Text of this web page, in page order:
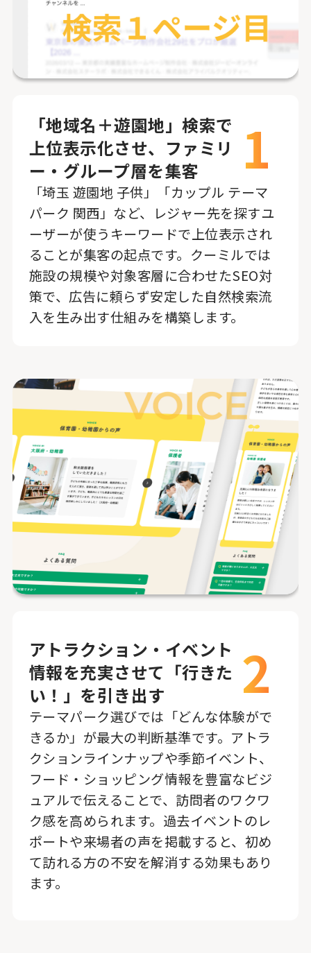
「地域名＋遊園地」検索で
上位表示化させ、ファミリ
ー・グループ層を集客
1
「埼玉 遊園地 子供」「カップル テーマ
パーク 関西」など、レジャー先を探すユ
ーザーが使うキーワードで上位表示され
ることが集客の起点です。クーミルでは
施設の規模や対象客層に合わせたSEO対
策で、広告に頼らず安定した自然検索流
入を生み出す仕組みを構築します。
アトラクション・イベント
情報を充実させて「行きた
い！」を引き出す
2
テーマパーク選びでは「どんな体験がで
きるか」が最大の判断基準です。アトラ
クションラインナップや季節イベント、
フード・ショッピング情報を豊富なビジ
ュアルで伝えることで、訪問者のワクワ
ク感を高められます。過去イベントのレ
ポートや来場者の声を掲載すると、初め
て訪れる方の不安を解消する効果もあり
ます。